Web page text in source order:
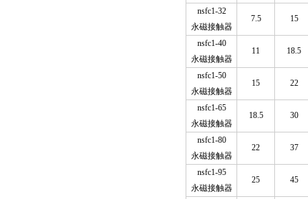
nsfc1-32
永磁接触器
7.5 15
nsfc1-40
永磁接触器
11 18.5
nsfc1-50
永磁接触器
15 22
nsfc1-65
永磁接触器
18.5 30
nsfc1-80
永磁接触器
22 37
nsfc1-95
永磁接触器
25 45